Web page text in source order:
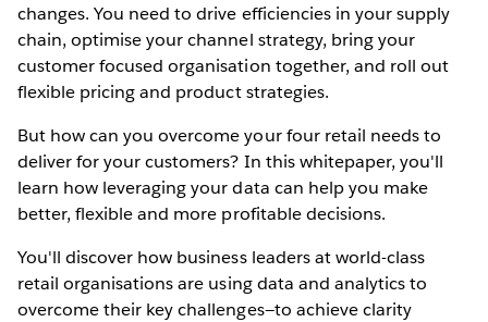
changes. You need to drive efficiencies in your supply
chain, optimise your channel strategy, bring your
customer focused organisation together, and roll out
flexible pricing and product strategies.
But how can you overcome your four retail needs to
deliver for your customers? In this whitepaper, you'll
learn how leveraging your data can help you make
better, flexible and more profitable decisions.
You'll discover how business leaders at world-class
retail organisations are using data and analytics to
overcome their key challenges—to achieve clarity